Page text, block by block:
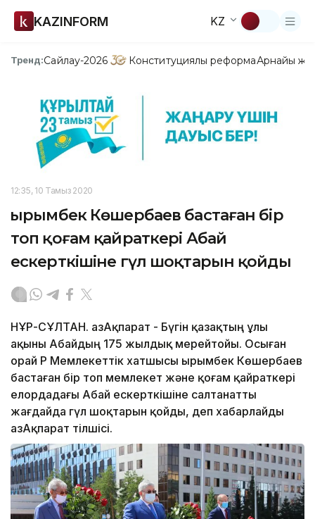
KAZINFORM KZ
Тренд:Сайлау-2026 Конституциялық реформаАрнайы
12:35, 10 Тамыз 2020
Қырымбек Көшербаев бастаған бір
топ қоғам қайраткері Абай
ескерткішіне гүл шоқтарын қойды
НҰР-СҰЛТАН. ҚазАқпарат - Бүгін қазақтың ұлы
ақыны Абайдың 175 жылдық мерейтойы. Осыған
орай ҚР Мемлекеттік хатшысы Қырымбек Көшербаев
бастаған бір топ мемлекет және қоғам қайраткері
елордадағы Абай ескерткішіне салтанатты
жағдайда гүл шоқтарын қойды, деп хабарлайды
ҚазАқпарат тілшісі.